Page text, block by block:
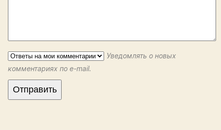
Уведомлять о новых
комментариях по e-mail.